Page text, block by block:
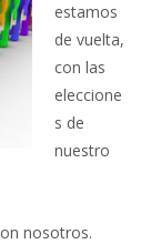
estamos
de vuelta,
con las
eleccione
s de
nuestro
nosotros.